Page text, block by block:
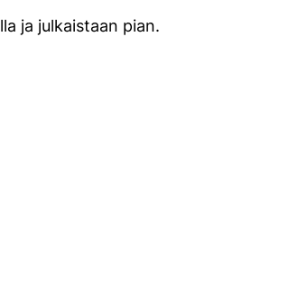
ja julkaistaan pian.